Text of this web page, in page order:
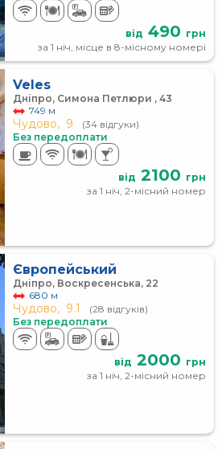
від 490 грн
за 1 ніч, місце в 8-місному номері
Veles
Дніпро, Симона Петлюри , 43
749 м
Чудово, 9
(34 відгуки)
Без передоплати
від 2100 грн
за 1 ніч, 2-місний номер
Європейський
Дніпро, Воскресенська, 22
680 м
Чудово, 9.1
(28 відгуків)
Без передоплати
від 2000 грн
за 1 ніч, 2-місний номер